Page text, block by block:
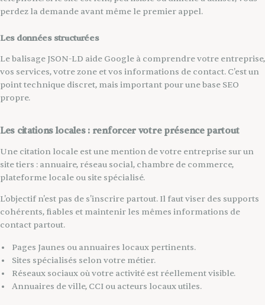
perdez la demande avant même le premier appel.
Les données structurées
Le balisage JSON-LD aide Google à comprendre votre entreprise,
vos services, votre zone et vos informations de contact. C'est un
point technique discret, mais important pour une base SEO
propre.
Les citations locales : renforcer votre présence partout
Une citation locale est une mention de votre entreprise sur un
site tiers : annuaire, réseau social, chambre de commerce,
plateforme locale ou site spécialisé.
L'objectif n'est pas de s'inscrire partout. Il faut viser des supports
cohérents, fiables et maintenir les mêmes informations de
contact partout.
Pages Jaunes ou annuaires locaux pertinents.
Sites spécialisés selon votre métier.
Réseaux sociaux où votre activité est réellement visible.
Annuaires de ville, CCI ou acteurs locaux utiles.